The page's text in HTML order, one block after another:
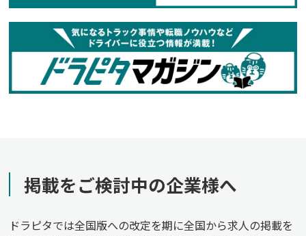
掲載をご検討中の企業様へ
ドラピタでは全国版への改定を期に全国から求人の掲載を